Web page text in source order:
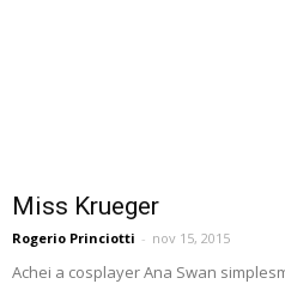
Miss Krueger
Rogerio Princiotti - nov 15, 2015
Achei a cosplayer Ana Swan